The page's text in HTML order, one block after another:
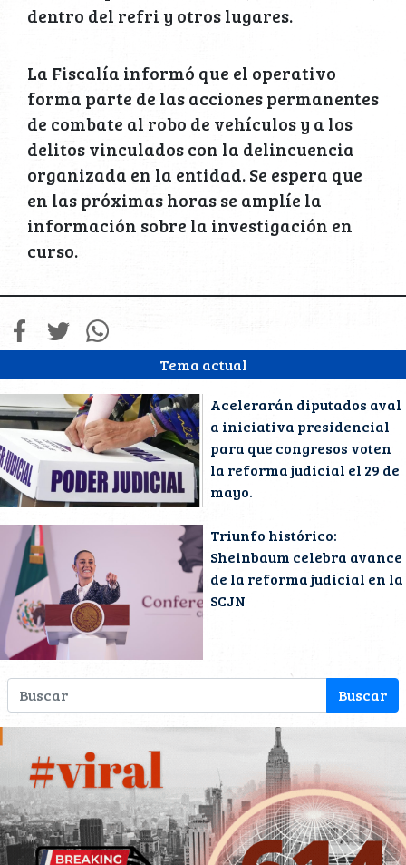
Tema actual
Acelerarán diputados aval
a iniciativa presidencial
para que congresos voten
la reforma judicial el 29 de
mayo.
Triunfo histórico:
Sheinbaum celebra avance
de la reforma judicial en la
SCJN
dentro del refri y otros lugares.
La Fiscalía informó que el operativo
forma parte de las acciones permanentes
de combate al robo de vehículos y a los
delitos vinculados con la delincuencia
organizada en la entidad. Se espera que
en las próximas horas se amplíe la
información sobre la investigación en
curso.